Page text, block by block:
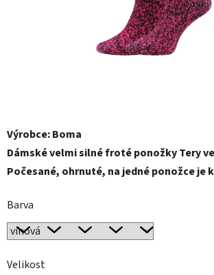
Výrobce: Boma
Dámské velmi silné froté ponožky Tery
Počesané, ohrnuté, na jedné ponožce je
Barva
Velikost